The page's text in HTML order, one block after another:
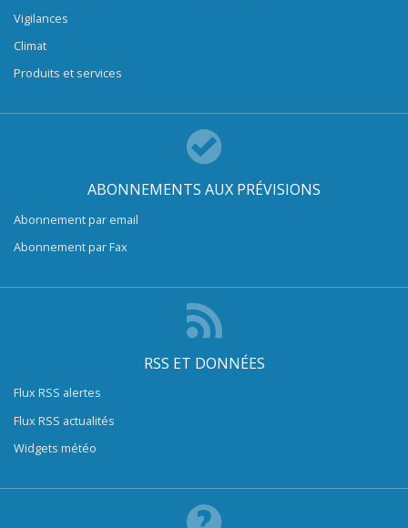
Vigilances
Climat
Produits et services
ABONNEMENTS AUX PRÉVISIONS
Abonnement par email
Abonnement par Fax
RSS ET DONNÉES
Flux RSS alertes
Flux RSS actualités
Widgets météo